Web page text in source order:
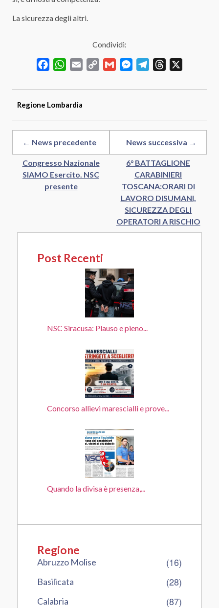
La sicurezza degli altri.
Condividi:
FacebookWhatsApp
Email
Copy
Gmail MessengerTelegramThreads
Regione Lombardia
← News precedente
Congresso Nazionale
SIAMO Esercito. NSC
presente
News successiva →
6° BATTAGLIONE
CARABINIERI
TOSCANA:ORARI DI
LAVORO DISUMANI,
SICUREZZA DEGLI
OPERATORI A RISCHIO
Post Recenti
NSC Siracusa: Plauso e pieno...
Concorso allievi marescialli e prove...
Quando la divisa è presenza,...
Regione
Abruzzo Molise (16)
Basilicata (28)
Calabria (87)